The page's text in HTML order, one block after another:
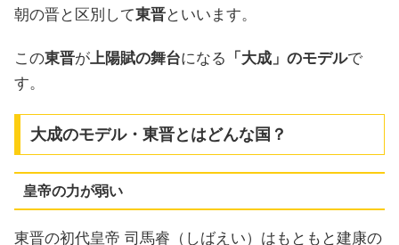
朝の晋と区別して東晋といいます。
この東晋が 上陽賦の舞台になる 「大成」のモデルで
す。
大成のモデル・東晋とはどんな国？
皇帝の力が弱い
東晋の初代皇帝 司馬睿（しばえい）はもともと建康の